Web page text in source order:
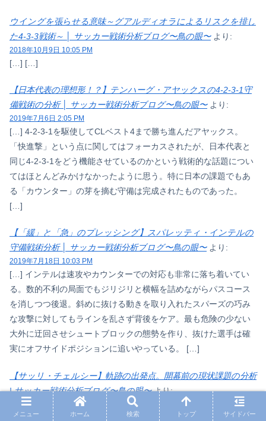
ウイングを張らせる意味～グアルディオラによるリスクを排し
た4-3-3戦術～ │ サッカー戦術分析ブログ〜鳥の眼〜 より:
2018年10月9日 10:05 PM
[…] […]
【日本代表の理想形！？】テンハーグ・アヤックスの4-2-3-1守
備戦術の分析 │ サッカー戦術分析ブログ〜鳥の眼〜 より:
2019年7月6日 2:05 PM
[…] 4-2-3-1を駆使してCLベスト4まで勝ち進んだアヤックス。
「快進撃」という点に関してはフォーカスされたが、日本代表と
同じ4-2-3-1をどう機能させているのかという戦術的な話題につい
てはほとんどみかけなかったように思う。特に日本の課題でもあ
る「カウンター」の芽を摘む守備は完成されたものであった。
[…]
【「緩」と「急」のプレッシング】スパレッティ・インテルの
守備戦術分析 │ サッカー戦術分析ブログ〜鳥の眼〜 より:
2019年7月18日 10:03 PM
[…] インテルは速攻やカウンターでの対応も非常に落ち着いてい
る。数的不利の局面でもジリジリと横幅を詰めながらパスコース
を消しつつ後退。斜めに抜ける動きを取り入れたスパーズの巧み
な攻撃に対してもラインを乱さず背後をケア。最も危険の少ない
大外に迂回させシュートブロックの態勢を作り、抜けた選手は確
実にオフサイドポジションに追いやっている。 […]
【サッリ・チェルシー】軌跡の出発点。開幕前の現状課題の分析
| サッカー戦術分析ブログ〜鳥の眼〜 より:
2020年4月29日 11:13 AM
[…] 上のシーン1ではDFラインのみかなり低い設定となってい
メニュー ホーム 検索 トップ サイドバー